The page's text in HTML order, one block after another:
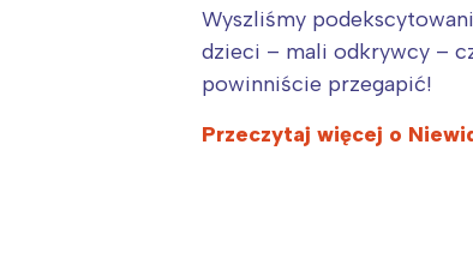
Wyszliśmy
dzieci – mali odkrywcy –
powinniście przegapić!
Przeczytaj więcej o